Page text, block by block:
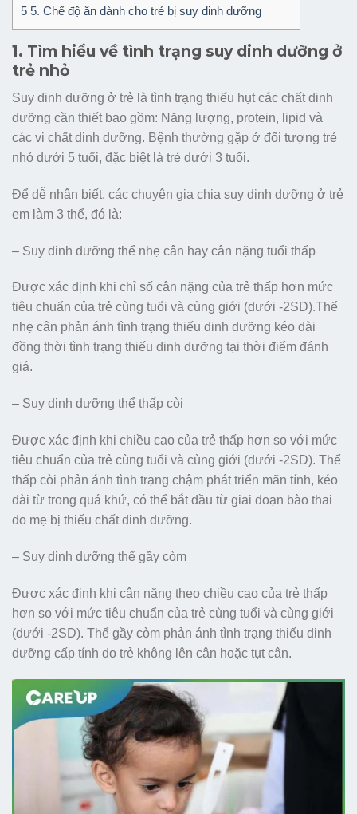
5 5. Chế độ ăn dành cho trẻ bị suy dinh dưỡng
1. Tìm hiểu về tình trạng suy dinh dưỡng ở
trẻ nhỏ
Suy dinh dưỡng ở trẻ là tình trạng thiếu hụt các chất dinh
dưỡng cần thiết bao gồm: Năng lượng, protein, lipid và
các vi chất dinh dưỡng. Bệnh thường gặp ở đối tượng trẻ
nhỏ dưới 5 tuổi, đặc biệt là trẻ dưới 3 tuổi.
Để dễ nhận biết, các chuyên gia chia suy dinh dưỡng ở trẻ
em làm 3 thể, đó là:
– Suy dinh dưỡng thể nhẹ cân hay cân nặng tuổi thấp
Được xác định khi chỉ số cân nặng của trẻ thấp hơn mức
tiêu chuẩn của trẻ cùng tuổi và cùng giới (dưới -2SD).Thể
nhẹ cân phản ánh tình trạng thiếu dinh dưỡng kéo dài
đồng thời tình trạng thiếu dinh dưỡng tại thời điểm đánh
giá.
– Suy dinh dưỡng thể thấp còi
Được xác định khi chiều cao của trẻ thấp hơn so với mức
tiêu chuẩn của trẻ cùng tuổi và cùng giới (dưới -2SD). Thể
thấp còi phản ánh tình trạng chậm phát triển mãn tính, kéo
dài từ trong quá khứ, có thể bắt đầu từ giai đoạn bào thai
do mẹ bị thiếu chất dinh dưỡng.
– Suy dinh dưỡng thể gầy còm
Được xác định khi cân nặng theo chiều cao của trẻ thấp
hơn so với mức tiêu chuẩn của trẻ cùng tuổi và cùng giới
(dưới -2SD). Thể gầy còm phản ánh tình trạng thiếu dinh
dưỡng cấp tính do trẻ không lên cân hoặc tụt cân.